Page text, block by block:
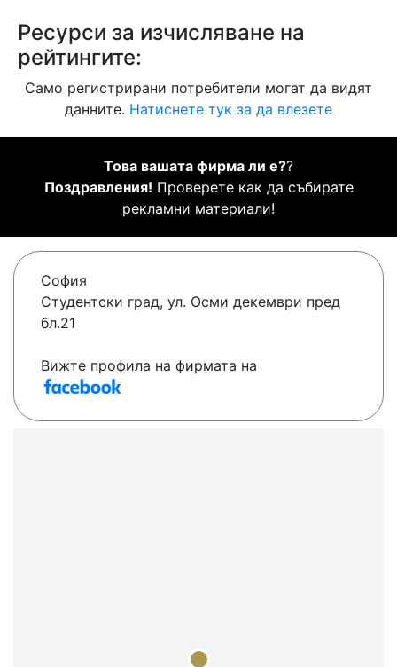
Ресурси за изчисляване на
рейтингите:
Само регистрирани потребители могат да видят
данните. Натиснете тук за да влезете
Това вашата фирма ли е??
Поздравления! Проверете как да събирате
рекламни материали!
София
Студентски град, ул. Осми декември пред
бл.21
Вижте профила на фирмата на